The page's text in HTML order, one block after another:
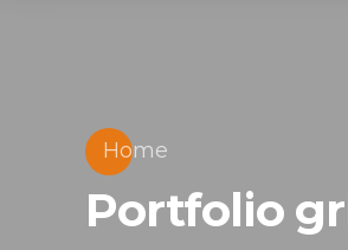
Home
Portfolio